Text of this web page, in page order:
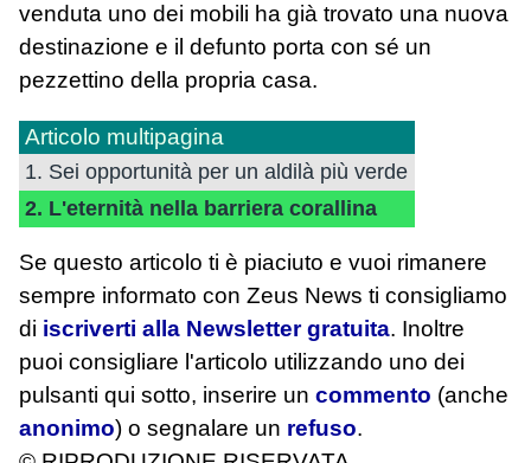
venduta uno dei mobili ha già trovato una nuova
destinazione e il defunto porta con sé un
pezzettino della propria casa.
Articolo multipagina
1. Sei opportunità per un aldilà più verde
2. L'eternità nella barriera corallina
Se questo articolo ti è piaciuto e vuoi rimanere
sempre informato con Zeus News ti consigliamo
di iscriverti alla Newsletter gratuita. Inoltre
puoi consigliare l'articolo utilizzando uno dei
pulsanti qui sotto, inserire un commento (anche
anonimo) o segnalare un refuso.